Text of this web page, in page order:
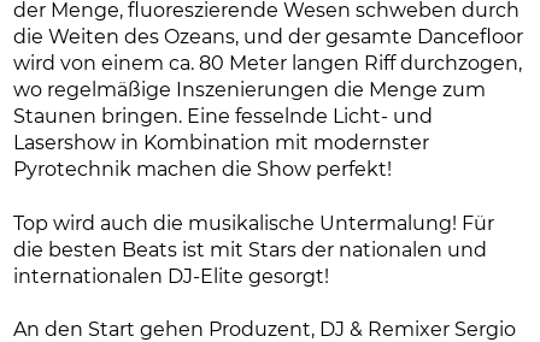
der Menge, fluoreszierende Wesen schweben durch
die Weiten des Ozeans, und der gesamte Dancefloor
wird von einem ca. 80 Meter langen Riff durchzogen,
wo regelmäßige Inszenierungen die Menge zum
Staunen bringen. Eine fesselnde Licht- und
Lasershow in Kombination mit modernster
Pyrotechnik machen die Show perfekt!
Top wird auch die musikalische Untermalung! Für
die besten Beats ist mit Stars der nationalen und
internationalen DJ-Elite gesorgt!
An den Start gehen Produzent, DJ & Remixer Sergio